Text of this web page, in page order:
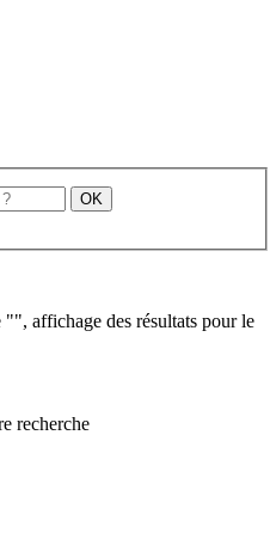
"", affichage des résultats pour le
recherche